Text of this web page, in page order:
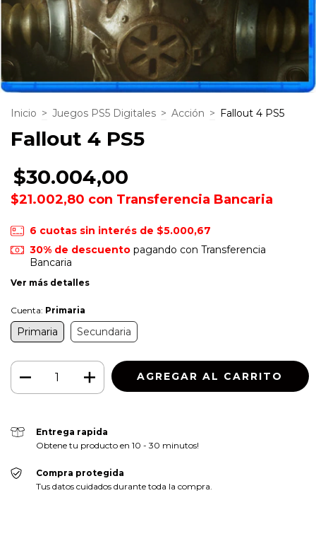
Inicio > Juegos PS5 Digitales > Acción > Fallout 4 PS5
Fallout 4 PS5
$30.004,00
$21.002,80 con Transferencia Bancaria
6 cuotas sin interés de $5.000,67
30% de descuentopagando con Transferencia
Bancaria
Ver más detalles
Cuenta: Primaria
Primaria Secundaria
Entrega rapida
Obtene tu producto en 10 - 30 minutos!
Compra protegida
Tus datos cuidados durante toda la compra.